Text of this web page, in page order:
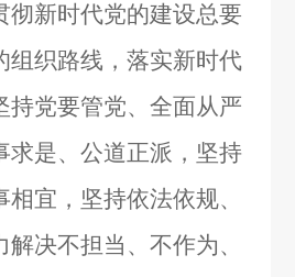
彻新时代党的建设总要
组织路线，落实新时代
持党要管党、全面从严
求是、公道正派，坚持
宜，坚持依法依规、
决不担当、不作为、